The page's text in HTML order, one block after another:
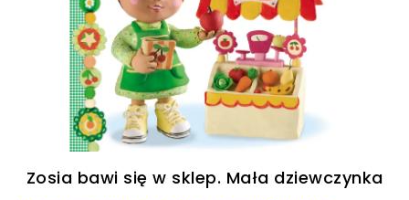
Zosia bawi się w sklep. Mała dziewczynka